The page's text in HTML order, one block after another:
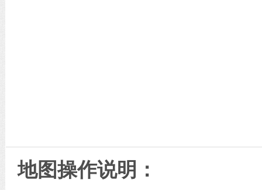
地图操作说明：